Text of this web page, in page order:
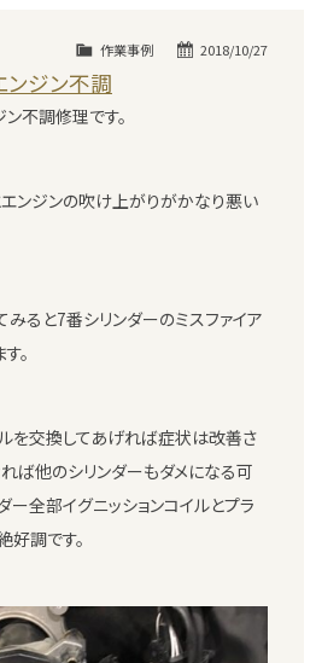
2018/10/27
作業事例
ンジン不調
不調修理です。
エンジンの吹け上がりがかなり悪い
ると7番シリンダーのミスファイア
。
を交換してあげれば症状は改善さ
ば他のシリンダーもダメになる可
全部イグニッションコイルとプラ
好調です。